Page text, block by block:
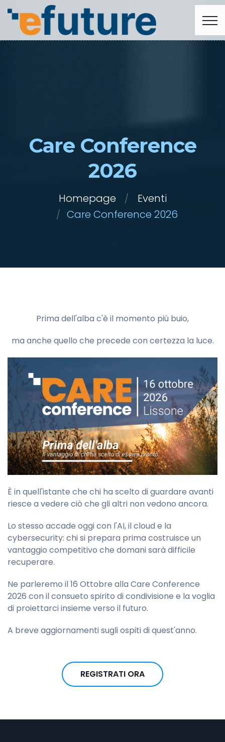
Care Conference
2026
Homepage
Eventi
Care Conference 2026
Prima dell'alba c'è il momento più buio,
ma anche quello che precede con certezza la luce.
È in quell'istante che chi ha scelto di guardare avanti
riesce a vedere ciò che gli altri non vedono ancora.
Lo stesso accade oggi con l'AI, il cloud e la
cybersecurity: chi si prepara prima costruisce un
vantaggio competitivo che domani sarà difficile
recuperare.
Ne parleremo il 16 Ottobre alla Care Conference
2026 con il consueto spirito di condivisione e la voglia
di proiettarci insieme verso il futuro.
A breve aggiornamenti sugli ospiti di quest'anno.
REGISTRATI ORA